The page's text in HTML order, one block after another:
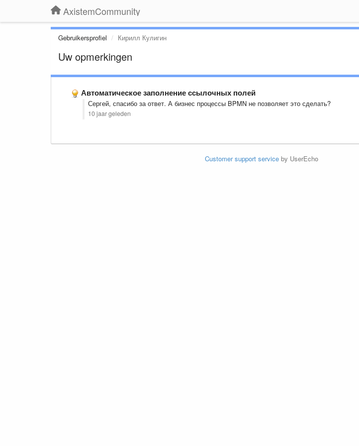
AxistemCommunity
Gebruikersprofiel Кирилл Кулигин
Uw opmerkingen
Автоматическое заполнение ссылочных полей
Сергей, спасибо за ответ. А бизнес процессы BPMN не позволяет это сделать?
10 jaar geleden
Customer support serviceby UserEcho